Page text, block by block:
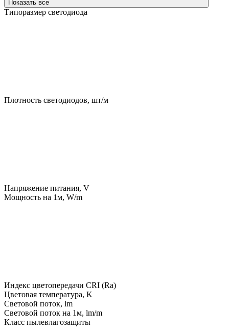
Показать все
Типоразмер светодиода
Плотность светодиодов, шт/м
Напряжение питания, V
Мощность на 1м, W/m
Индекс цветопередачи CRI (Ra)
Цветовая температура, K
Световой поток, lm
Световой поток на 1м, lm/m
Класс пылевлагозащиты